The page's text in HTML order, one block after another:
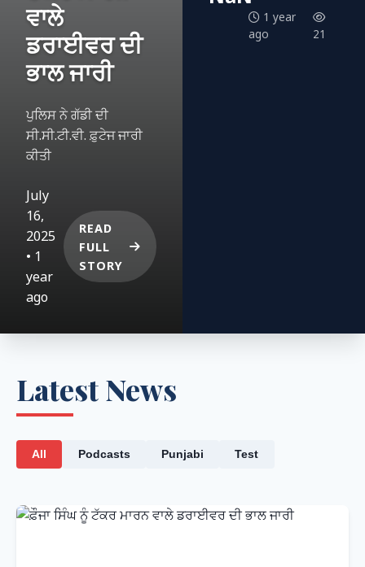
ਵਾਲੇ
ਡਰਾਈਵਰ ਦੀ
ਭਾਲ ਜਾਰੀ
ਪੁਲਿਸ ਨੇ ਗੱਡੀ ਦੀ
ਸੀ.ਸੀ.ਟੀ.ਵੀ. ਫ਼ੁਟੇਜ ਜਾਰੀ
ਕੀਤੀ
July
16,
2025
• 1
year
ago
READ
FULL
STORY
1 year
ago
21
Latest News
All Podcasts Punjabi Test